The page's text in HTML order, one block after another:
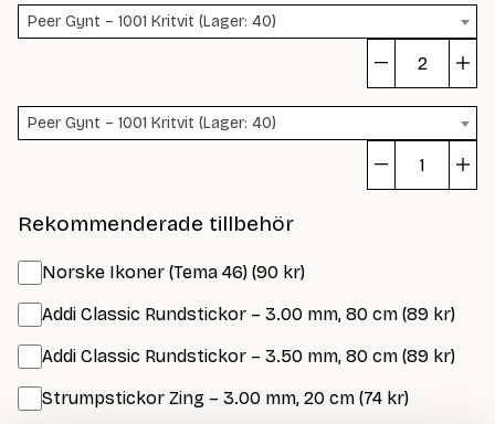
Peer Gynt – 1001 Kritvit (Lager: 40)
Peer Gynt – 1001 Kritvit (Lager: 40)
Rekommenderade tillbehör
Norske Ikoner (Tema 46) (90 kr)
Addi Classic Rundstickor – 3.00 mm, 80 cm (89 kr)
Addi Classic Rundstickor – 3.50 mm, 80 cm (89 kr)
Strumpstickor Zing – 3.00 mm, 20 cm (74 kr)